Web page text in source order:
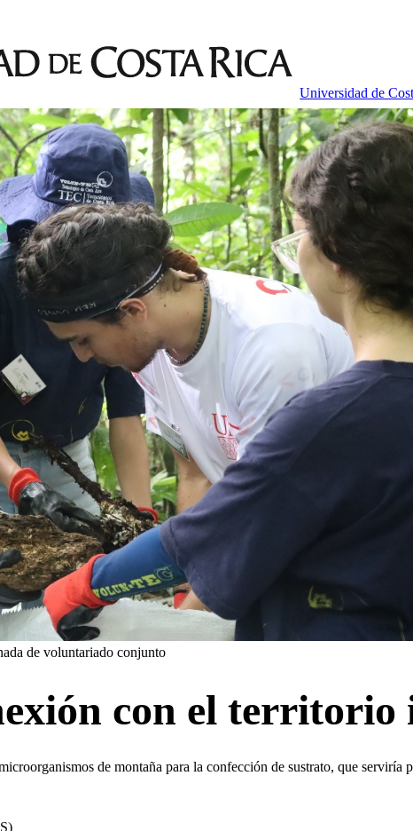
Universidad de
de voluntariado conjunto
con el
de montaña para la confección de sustrato, que serviría